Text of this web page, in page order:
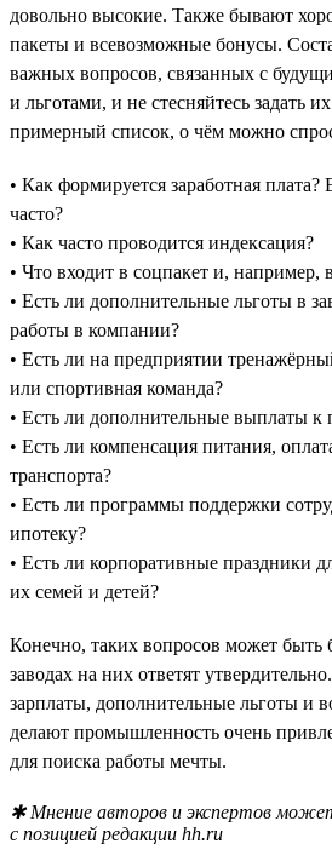
довольно высокие. Также бывают
пакеты и всевозможные бонусы.
важных вопросов, связанных с
и льготами, и не стесняйтесь задать
примерный список, о чём можно
• Как формируется заработная
часто?
• Как часто проводится индексация?
• Что входит в соцпакет и,
• Есть ли дополнительные льготы в
работы в компании?
• Есть ли на предприятии
или спортивная команда?
• Есть ли дополнительные выплаты к
• Есть ли компенсация питания,
транспорта?
• Есть ли программы поддержки
ипотеку?
• Есть ли корпоративные праздники
их семей и детей?
Конечно, таких вопросов может
заводах на них ответят
зарплаты, дополнительные льготы и
делают промышленность очень
для поиска работы мечты.
✱ Мнение авторов и экспертов
с позицией редакции hh.ru